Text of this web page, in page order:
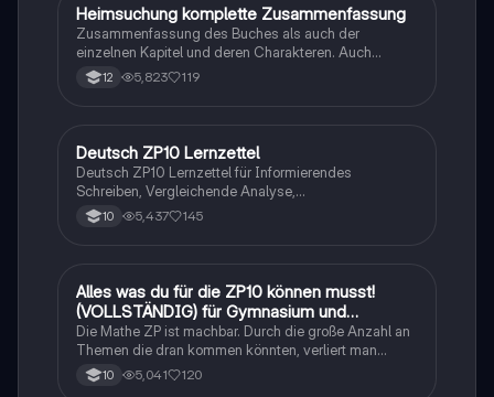
Deutsch
Heimsuchung komplette Zusammenfassung
Zusammenfassung des Buches als auch der
einzelnen Kapitel und deren Charakteren. Auch
tabellarisch. Im Unterricht ohne KI erstellt
12 5,823 119
Deutsch
Deutsch ZP10 Lernzettel
Deutsch ZP10 Lernzettel für Informierendes
Schreiben, Vergleichende Analyse,
Sachtexte/Roman/Gedicht..
10 5,437 145
Mathe
Alles was du für die ZP10 können musst!
(VOLLSTÄNDIG) für Gymnasium und
Realschule
Die Mathe ZP ist machbar. Durch die große Anzahl an
Themen die dran kommen könnten, verliert man
schnell den Überblick. Also habe ich von den kleinsten
Themen bis hin zu den größten alles
10 5,041 120